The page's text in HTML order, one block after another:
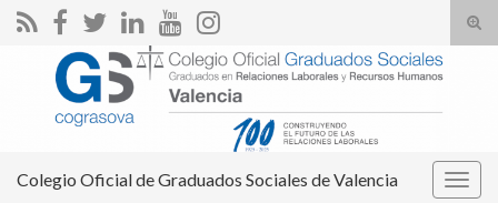
el
Search for:
Colegio Oficial de Graduados Sociales de Valencia